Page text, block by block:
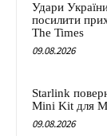
Удари
посилити
The Times
09.08.2026
Starlink
Mini Kit для
09.08.2026